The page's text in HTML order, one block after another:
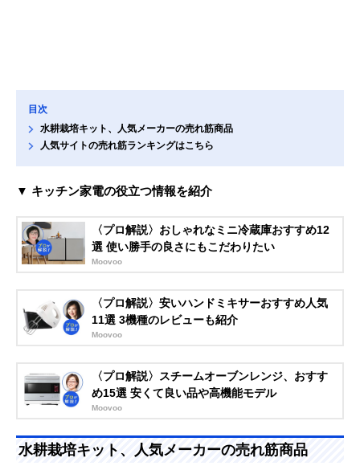
目次
水耕栽培キット、人気メーカーの売れ筋商品
人気サイトの売れ筋ランキングはこちら
▼ キッチン家電の役立つ情報を紹介
〈プロ解説〉おしゃれなミニ冷蔵庫おすすめ12
選 使い勝手の良さにもこだわりたい
Moovoo
〈プロ解説〉安いハンドミキサーおすすめ人気
11選 3機種のレビューも紹介
Moovoo
〈プロ解説〉スチームオーブンレンジ、おすす
め15選 安くて良い品や高機能モデル
Moovoo
水耕栽培キット、人気メーカーの売れ筋商品